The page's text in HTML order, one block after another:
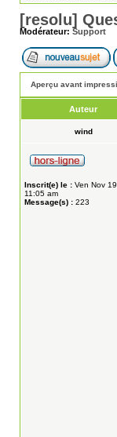
[resolu]
Modérateur: Support
Aperçu avant
Auteur
wind
Inscrit(e) le : Ven Nov
11:05 am
Message(s) : 223